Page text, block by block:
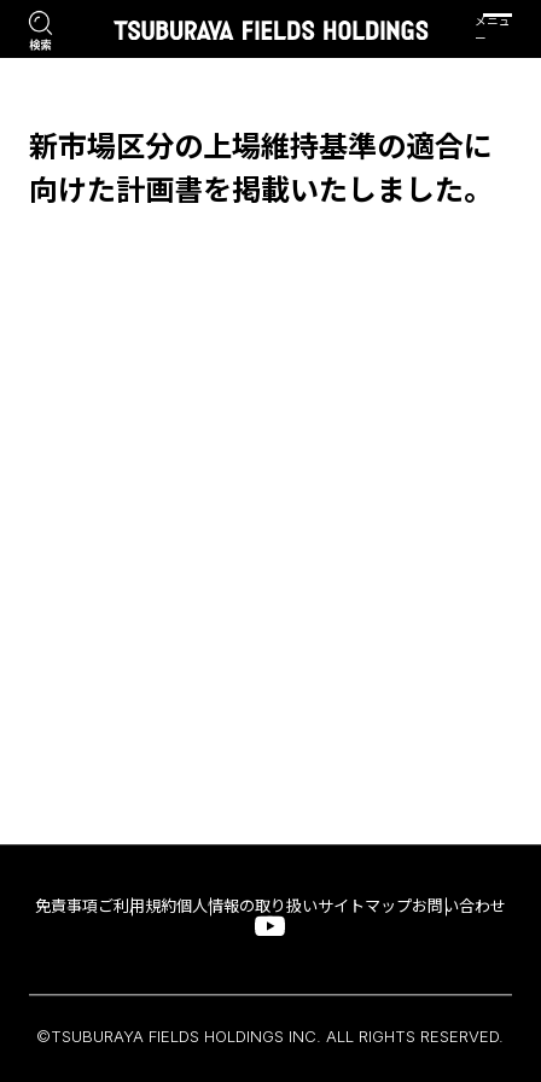
新市場区分の上場維持基準の適合に
向けた計画書を掲載いたしました。
免責事項 ご利用規約個人情報の取り扱いサイトマップお問い合わせ
©TSUBURAYA FIELDS HOLDINGS INC. ALL RIGHTS RESERVED.